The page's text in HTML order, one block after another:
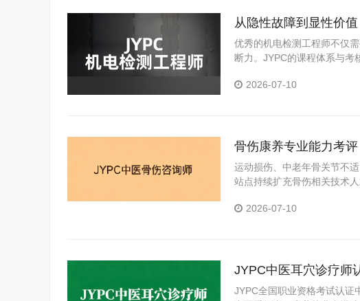
从隐性故障到显性价
优秀的机电检测工程师不仅
断力。JYPC的课程体系与考
2026-07-10
骨伤康养专业能力考
咨询师标准化培训认证
运动损伤、中老年骨关节不
站点持续扩充骨伤相关技术
的稳妥路径。
2026-07-10
JYPC中医耳穴诊疗师
赛道
JYPC全国职业资格考试认证